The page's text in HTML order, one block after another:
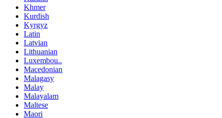
Khmer
Kurdish
Kyrgyz
Latin
Latvian
Lithuanian
Luxembou..
Macedonian
Malagasy
Malay
Malayalam
Maltese
Maori